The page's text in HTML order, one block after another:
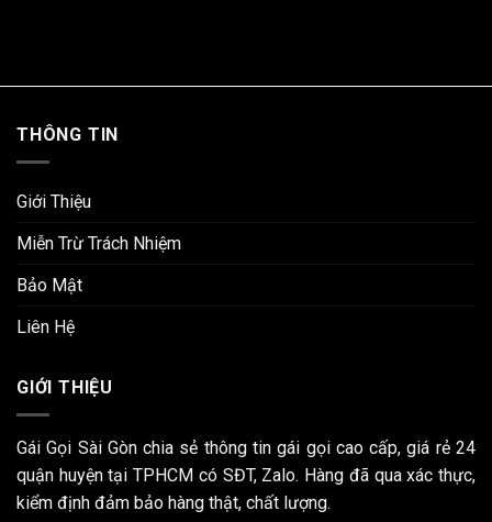
THÔNG TIN
Giới Thiệu
Miễn Trừ Trách Nhiệm
Bảo Mật
Liên Hệ
GIỚI THIỆU
Gái Gọi Sài Gòn chia sẻ thông tin gái gọi cao cấp, giá rẻ 24
quận huyện tại TPHCM có SĐT, Zalo. Hàng đã qua xác thực,
kiểm định đảm bảo hàng thật, chất lượng.